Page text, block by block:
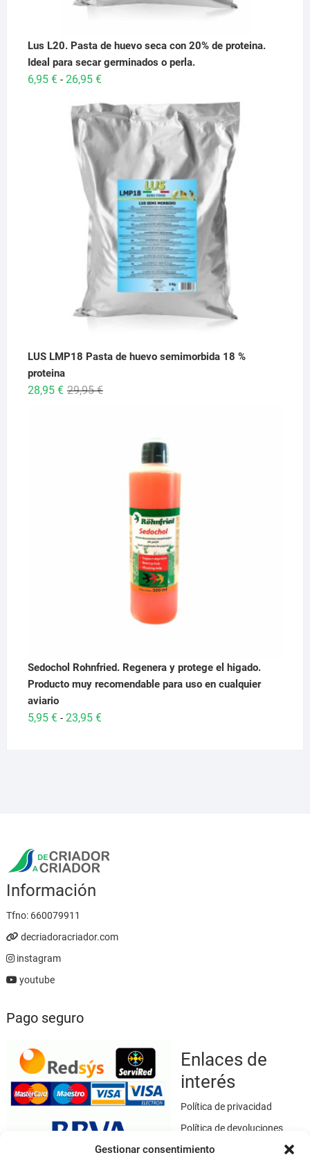
Gestionar consentimiento
Lus L20. Pasta de huevo seca con 20% de proteina.
Ideal para secar germinados o perla.
6,95 € - 26,95 €Rango
precios:
desde
6,95 €
26,95 €
LUS LMP18 Pasta de huevo semimorbida 18 %
proteina
29,95€El
28,95 €
El
Sedochol Rohnfried. Regenera y protege el higado.
Producto muy recomendable para uso en cualquier
aviario
5,95 € - 23,95 €Rango
Información
Tfno: 660079911
decriadoracriador.com
instagram
youtube
Pago seguro
Enlaces de
interés
Política de privacidad
Política de devoluciones
Política de cookies